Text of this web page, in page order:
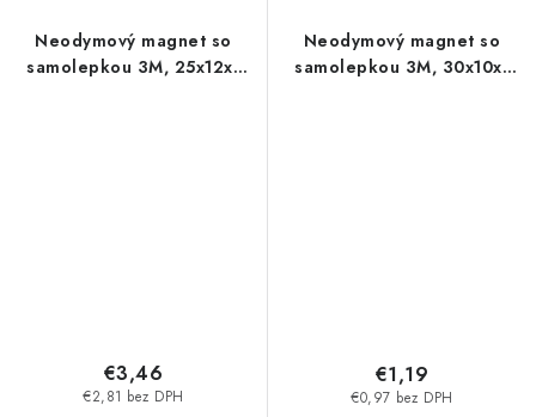
Neodymový magnet so
samolepkou 3M, 25x12x1
€2,81 bez DPH
€3,46
Neodymový magnet so
samolepkou 3M, 30x10x1
€0,97 bez DPH
€1,19